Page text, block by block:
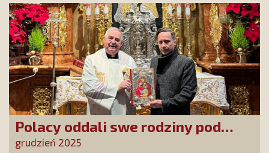
Polacy oddali swe rodziny pod
opiekę Najświętszej Rodziny!
grudzień 2025